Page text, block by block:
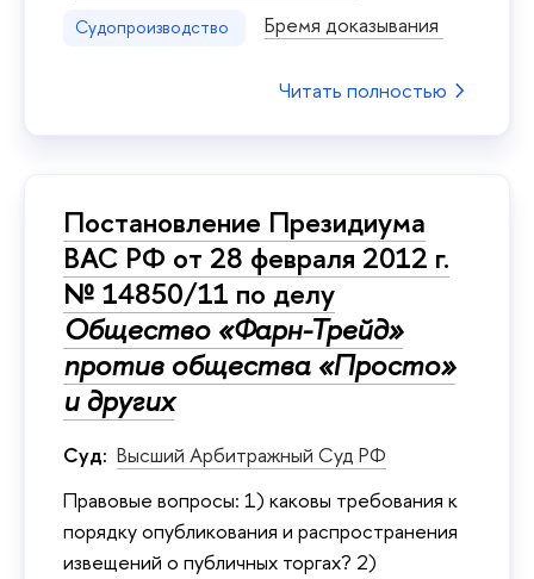
Судопроизводство Бремя доказывания
Читать полностью
Постановление Президиума
ВАС РФ от 28 февраля 2012 г.
№ 14850/11 по делу
Общество «Фарн-Трейд»
против общества «Просто»
и других
Суд: Высший Арбитражный Суд РФ
Правовые вопросы: 1) каковы требования к
порядку опубликования и распространения
извещений о публичных торгах? 2)